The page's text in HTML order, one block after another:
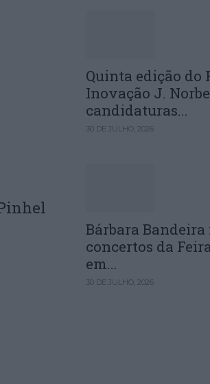
Quinta edição do
Inovação J.
candidaturas...
30 DE JULHO, 2026
Bárbara
concertos da
em...
30 DE JULHO, 2026